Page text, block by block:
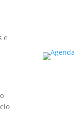
e